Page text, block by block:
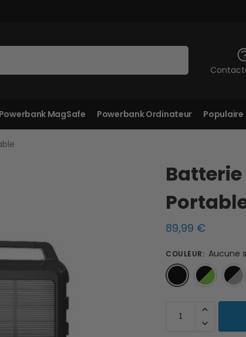
Powerbank MagSafe Powerbank Ordinateur Populaire
89,99 €
COULEUR: Aucune
Noir